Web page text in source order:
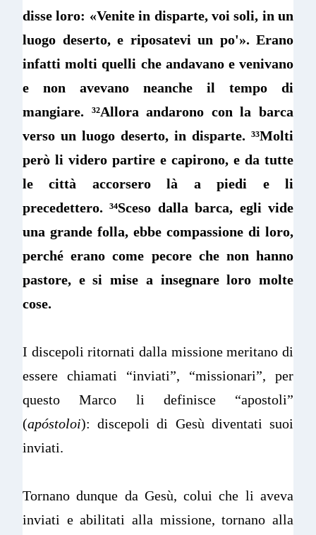
disse loro: «Venite in disparte, voi soli, in un
luogo deserto, e riposatevi un po'». Erano
infatti molti quelli che andavano e venivano
e non avevano neanche il tempo di
mangiare. ³²Allora andarono con la barca
verso un luogo deserto, in disparte. ³³Molti
però li videro partire e capirono, e da tutte
le città accorsero là a piedi e li
precedettero.³⁴Sceso dalla barca, egli vide
una grande folla, ebbe compassione di loro,
perché erano come pecore che non hanno
pastore, e si mise a insegnare loro molte
cose.
I discepoli ritornati dalla missione meritano di
essere chiamati “inviati”, “missionari”, per
questo Marco li definisce “apostoli”
(apóstoloi): discepoli di Gesù diventati suoi
inviati.
Tornano dunque da Gesù, colui che li aveva
inviati e abilitati alla missione, tornano alla